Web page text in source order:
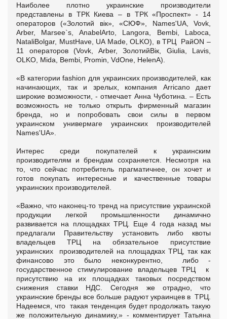
Наиболее плотно украинские производители
представлены в ТРК Киева – в ТРК «Проспект» - 14
операторов («Золотий вік», «СЮФ», Names'UA, Vovk,
Arber, Marsee`s, AnabelArto, Langora, Bembi, Laboca,
NataliBolgar, MustHave, UA Made, OLKO), в ТРЦ РайON –
11 операторов (Vovk, Arber, ЗолотийВік, Giulia, Lavis,
OLKO, Mida, Bembi, Promin, VdOne, HelenA).
«В категории fashion для украинских производителей, как
начинающих, так и зрелых, компания Arricano дает
широкие возможности, - отмечает Анна Чуботина. – Есть
возможность не только открыть фирменный магазин
бренда, но и попробовать свои силы в первом
украинском универмаге украинских производителей
Names'UA».
Интерес среди покупателей к украинским
производителям и брендам сохраняется. Несмотря на
то, что сейчас потребитель прагматичнее, он хочет и
готов покупать интересные и качественные товары
украинских производителей.
«Важно, что наконец-то тренд на присутствие украинской
продукции легкой промышленности динамично
развивается на площадках ТРЦ. Еще 4 года назад мы
предлагали Правительству установить либо квоты
владельцев ТРЦ на обязательное присутствие
украинских производителей на площадках ТРЦ, так как
финансово это было неконкурентно, либо -
государственное стимулирование владельцев ТРЦ к
присутствию на их площадках таковых посредством
снижения ставки НДС. Сегодня же отрадно, что
украинские бренды все больше радуют украинцев в ТРЦ.
Надеемся, что такая тенденция будет продолжать такую
же положительную динамику,» - комментирует Татьяна